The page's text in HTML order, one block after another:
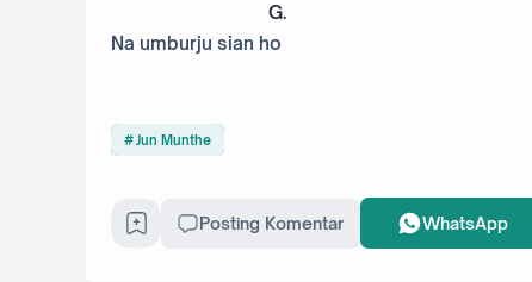
G.
Na umburju sian ho
Jun Munthe
Posting Komentar WhatsApp